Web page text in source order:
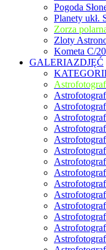
Pogoda
Planety ukł.
Zorza
Zloty
Kometa C/
GALERIAZDJĘĆ